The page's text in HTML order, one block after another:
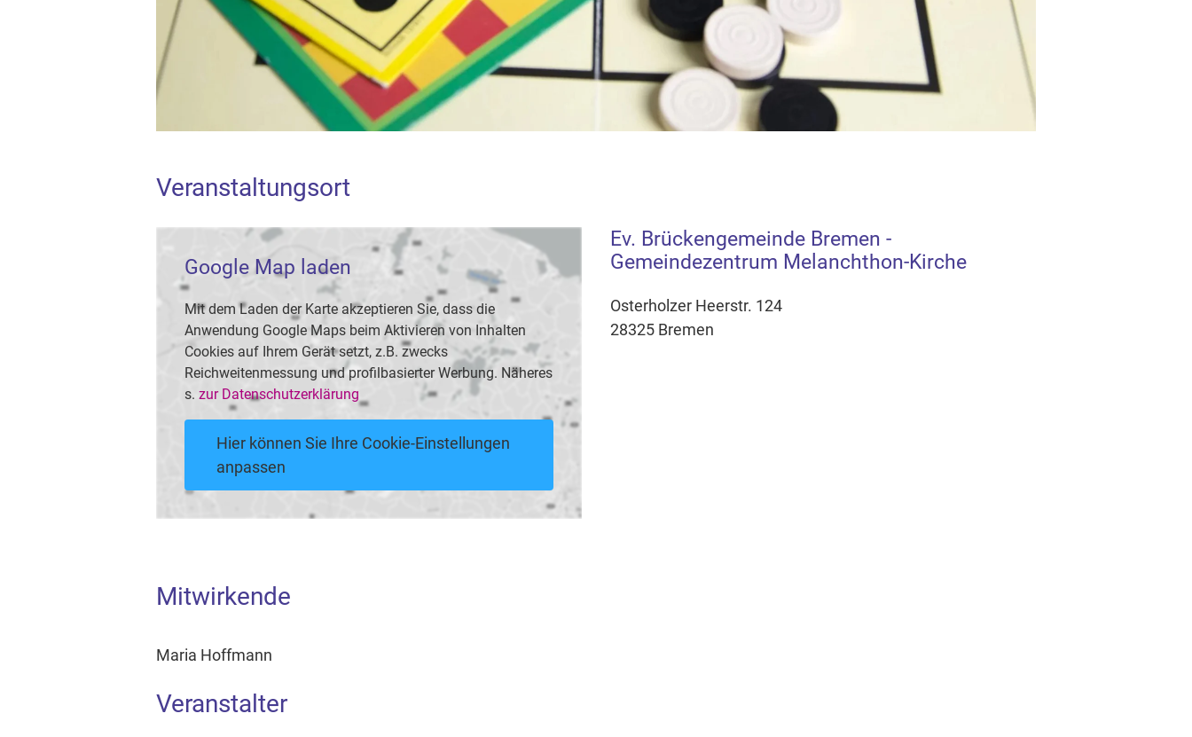
Veranstaltungsort
Google Map laden
Mit dem Laden der Karte akzeptieren Sie, dass die
Anwendung Google Maps beim Aktivieren von Inhalten
Cookies auf Ihrem Gerät setzt, z.B. zwecks
Reichweitenmessung und profilbasierter Werbung. Näheres
s. zur Datenschutzerklärung
Hier können Sie Ihre Cookie-Einstellungen
anpassen
Ev. Brückengemeinde Bremen -
Gemeindezentrum Melanchthon-Kirche
Osterholzer Heerstr. 124
28325 Bremen
Mitwirkende
Maria Hoffmann
Veranstalter